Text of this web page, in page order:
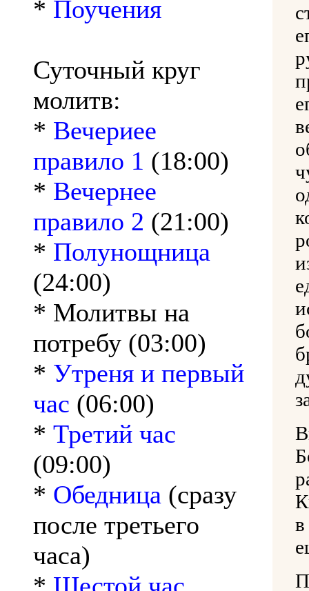
* Поучения
Суточный круг
молитв:
* Вечериее
правило 1 (18:00)
* Вечернее
правило 2 (21:00)
* Полунощница
(24:00)
* Молитвы на
потребу (03:00)
* Утреня и первый
час (06:00)
* Третий час
(09:00)
* Обедница (сразу
после третьего
часа)